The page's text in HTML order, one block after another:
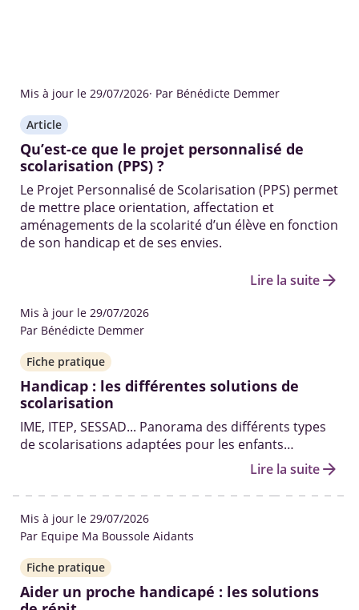
Mis à jour le 29/07/2026· Par Bénédicte Demmer
Article
Qu’est-ce que le projet personnalisé de
scolarisation (PPS) ?
Le Projet Personnalisé de Scolarisation (PPS) permet
de mettre place orientation, affectation et
aménagements de la scolarité d’un élève en fonction
de son handicap et de ses envies.
Lire la suitearrow_forward
Mis à jour le 29/07/2026
Par Bénédicte Demmer
Fiche pratique
Handicap : les différentes solutions de
scolarisation
IME, ITEP, SESSAD... Panorama des différents types
de scolarisations adaptées pour les enfants
Lire la suitearrow_forward
Mis à jour le 29/07/2026
Par Equipe Ma Boussole Aidants
Fiche pratique
Aider un proche handicapé : les solutions